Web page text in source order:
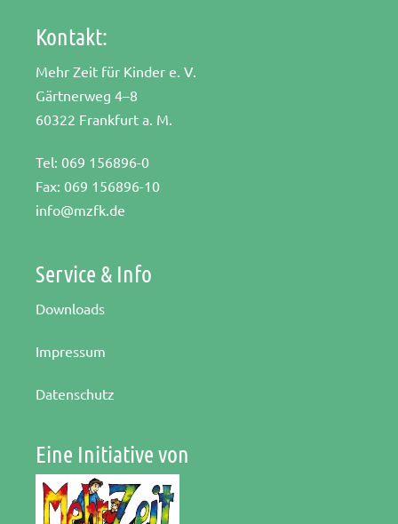
Kontakt:
Mehr Zeit für Kinder e. V.
Gärtnerweg 4–8
60322 Frankfurt a. M.
Tel: 069 156896-0
Fax: 069 156896-10
info@mzfk.de
Service & Info
Downloads
Impressum
Datenschutz
Eine Initiative von